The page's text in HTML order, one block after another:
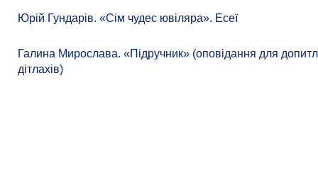
Юрій Гундарів. «Сім чудес ювіляра». Есеї
Галина Мирослава. «Підручник» (оповідання для
дітлахів)